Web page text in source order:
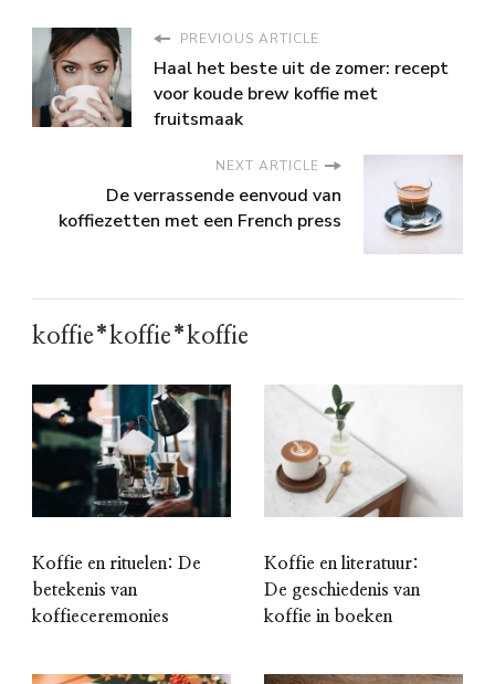
PREVIOUS ARTICLE
Haal het beste uit de zomer: recept
voor koude brew koffie met
fruitsmaak
NEXT ARTICLE
De verrassende eenvoud van
koffiezetten met een French press
koffie*koffie*koffie
Koffie en rituelen: De
betekenis van
koffieceremonies
Koffie en literatuur:
De geschiedenis van
koffie in boeken